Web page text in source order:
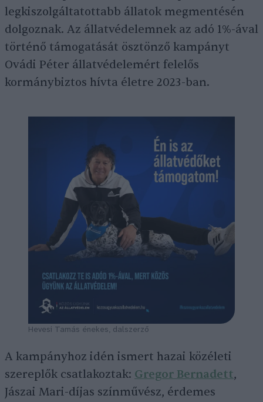
legkiszolgáltatottabb állatok megmentésén
dolgoznak. Az állatvédelemnek az adó 1%-ával
történő támogatását ösztönző kampányt
Ovádi Péter állatvédelemért felelős
kormánybiztos hívta életre 2023-ban.
Hevesi Tamás énekes, dalszerző
A kampányhoz idén ismert hazai közéleti
szereplők csatlakoztak: Gregor Bernadett,
Jászai Mari-díjas színművész, érdemes